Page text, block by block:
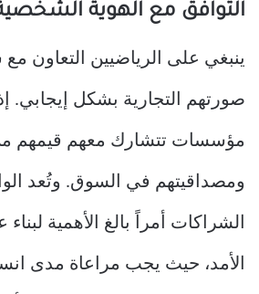
التوافق مع الهوية
ينبغي على الرياضيين التعاون
صورتهم التجارية بشكل إيجابي.
مؤسسات تتشارك معهم قيمهم
ومصداقيتهم في السوق. وتُعد
الشراكات أمراً بالغ الأهمية
الأمد، حيث يجب مراعاة مدى